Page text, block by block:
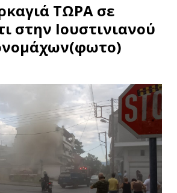
ΤΩΡΑ σε
στην Ιουστινιανού